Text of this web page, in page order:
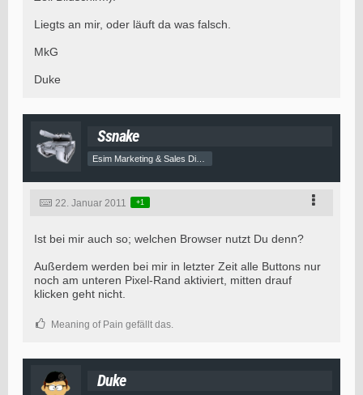
Liegts an mir, oder läuft da was falsch.
MkG
Duke
Ssnake
22. Januar 2011 +1
Ist bei mir auch so; welchen Browser nutzt Du denn?
Außerdem werden bei mir in letzter Zeit alle Buttons nur
noch am unteren Pixel-Rand aktiviert, mitten drauf
klicken geht nicht.
Meaning of Pain gefällt das.
Duke